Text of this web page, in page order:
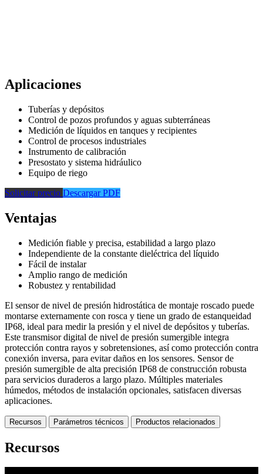
Aplicaciones
Tuberías y depósitos
Control de pozos profundos y aguas subterráneas
Medición de líquidos en tanques y recipientes
Control de procesos industriales
Instrumento de calibración
Presostato y sistema hidráulico
Equipo de riego
Solicitar precio Descargar PDF
Ventajas
Medición fiable y precisa, estabilidad a largo plazo
Independiente de la constante dieléctrica del líquido
Fácil de instalar
Amplio rango de medición
Robustez y rentabilidad
El sensor de nivel de presión hidrostática de montaje roscado puede
montarse externamente con rosca y tiene un grado de estanqueidad
IP68, ideal para medir la presión y el nivel de depósitos y tuberías.
Este transmisor digital de nivel de presión sumergible integra
protección contra rayos y sobretensiones, así como protección contra
conexión inversa, para evitar daños en los sensores. Sensor de
presión sumergible de alta precisión IP68 de construcción robusta
para servicios duraderos a largo plazo. Múltiples materiales
húmedos, métodos de instalación opcionales, satisfacen diversas
aplicaciones.
Recursos Parámetros técnicos Productos relacionados
Recursos